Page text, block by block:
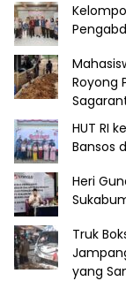
Royong
HUT RI
Bansos
Heri
Truk
yang